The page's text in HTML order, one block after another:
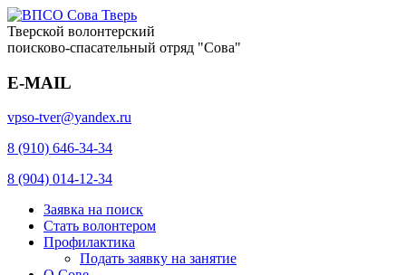
Тверской волонтерский
поисково-спасательный отряд "Сова"
E-MAIL
vpso-tver@yandex.ru
8 (910) 646-34-34
8 (904) 014-12-34
Заявка на поиск
Стать волонтером
Профилактика
Подать заявку на занятие